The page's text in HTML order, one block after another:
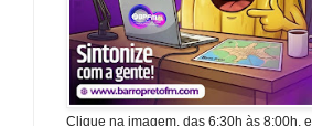
Clique na imagem, das 6:30h às 8:00h, e